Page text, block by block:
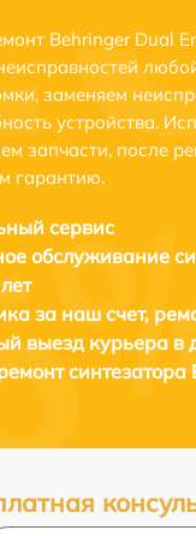
Behringer Dual
заменяем
устройства.
запчасти, после
гарантию.
сервис
обслуживание
за наш счет,
выезд курьера в